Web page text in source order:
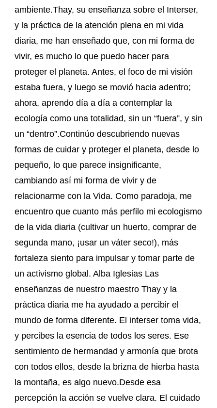
ambiente.Thay, su enseñanza sobre el Interser,
y la práctica de la atención plena en mi vida
diaria, me han enseñado que, con mi forma de
vivir, es mucho lo que puedo hacer para
proteger el planeta. Antes, el foco de mi visión
estaba fuera, y luego se movió hacia adentro;
ahora, aprendo día a día a contemplar la
ecología como una totalidad, sin un “fuera”, y sin
un “dentro”.Continúo descubriendo nuevas
formas de cuidar y proteger el planeta, desde lo
pequeño, lo que parece insignificante,
cambiando así mi forma de vivir y de
relacionarme con la Vida. Como paradoja, me
encuentro que cuanto más perfilo mi ecologismo
de la vida diaria (cultivar un huerto, comprar de
segunda mano, ¡usar un váter seco!), más
fortaleza siento para impulsar y tomar parte de
un activismo global. Alba Iglesias Las
enseñanzas de nuestro maestro Thay y la
práctica diaria me ha ayudado a percibir el
mundo de forma diferente. El interser toma vida,
y percibes la esencia de todos los seres. Ese
sentimiento de hermandad y armonía que brota
con todos ellos, desde la brizna de hierba hasta
la montaña, es algo nuevo.Desde esa
percepción la acción se vuelve clara. El cuidado